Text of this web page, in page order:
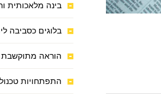
בינה מלאכותית
בלוגים כסביבה
הוראה מתוקשבת
התפתחויות